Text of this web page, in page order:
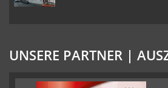
UNSERE PARTNER |